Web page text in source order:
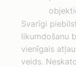
Svarīgi
likumdošanu
vienīgais
veids.